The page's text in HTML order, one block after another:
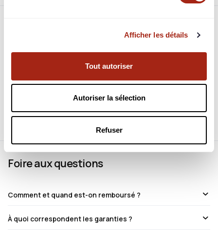
Afficher les détails
Tout autoriser
Autoriser la sélection
Refuser
projet.
Foire aux questions
Comment et quand est-on remboursé ?
À quoi correspondent les garanties ?